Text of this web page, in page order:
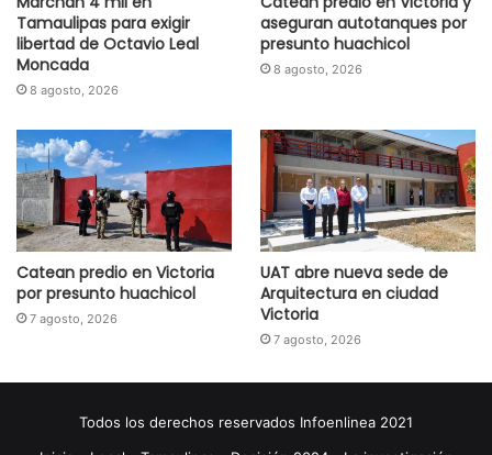
Tamaulipas para exigir
libertad de Octavio Leal
Moncada
8 agosto, 2026
aseguran autotanques por
presunto huachicol
8 agosto, 2026
Catean predio en Victoria
por presunto huachicol
7 agosto, 2026
UAT abre nueva sede de
Arquitectura en ciudad
Victoria
7 agosto, 2026
Todos los derechos reservados Infoenlinea 2021